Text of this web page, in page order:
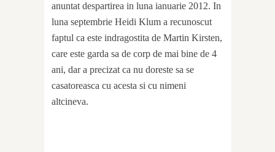
anuntat despartirea in luna ianuarie 2012. In
luna septembrie Heidi Klum a recunoscut
faptul ca este indragostita de Martin Kirsten,
care este garda sa de corp de mai bine de 4
ani, dar a precizat ca nu doreste sa se
casatoreasca cu acesta si cu nimeni
altcineva.